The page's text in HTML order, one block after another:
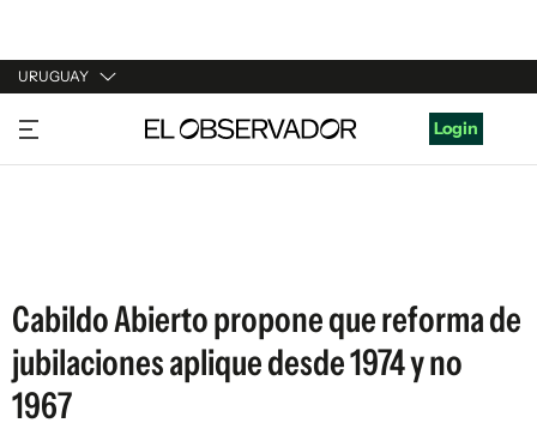
URUGUAY
URUGUAY
ARGENTINA
Login
Cabildo Abierto propone que reforma de
jubilaciones aplique desde 1974 y no
1967